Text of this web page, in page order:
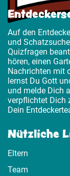
Auf den
und
Quizfragen
hören, einen
Nachrichten mit
lernst Du Gott
und melde Dich
verpflichtet Dich
Dein
Nützliche
Eltern
Team